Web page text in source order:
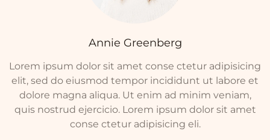
Annie Greenberg
Lorem ipsum dolor sit amet conse ctetur adipisicing
elit, sed do eiusmod tempor incididunt ut labore et
dolore magna aliqua. Ut enim ad minim veniam,
quis nostrud ejercicio. Lorem ipsum dolor sit amet
conse ctetur adipisicing eli.